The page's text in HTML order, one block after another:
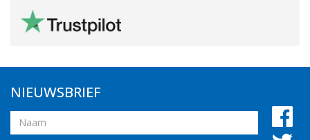
NIEUWSBRIEF
Naam